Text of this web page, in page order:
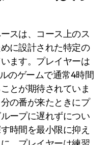
スは、コース上のス
に設計された特定の
ます。プレイヤーは
のゲームで通常4時間
とが期待されていま
の番が来たときにプ
ープに遅れずについ
時間を最小限に抑え